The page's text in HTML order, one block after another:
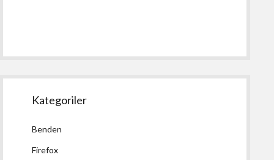
Kategoriler
Benden
Firefox